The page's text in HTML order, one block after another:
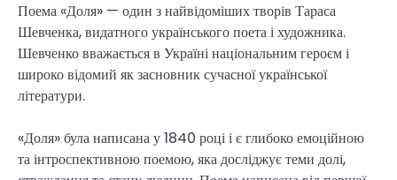
Поема «Доля» — один з найвідоміших творів Тараса
Шевченка, видатного українського поета і художника.
Шевченко вважається в Україні національним героєм і
широко відомий як засновник сучасної української
літератури.
«Доля» була написана у 1840 році і є глибоко емоційною
та інтроспективною поемою, яка досліджує теми долі,